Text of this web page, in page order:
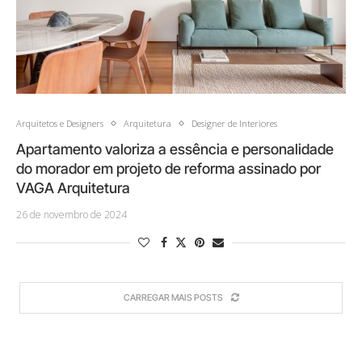
Arquitetos e Designers Arquitetura Designer de Interiores
Apartamento valoriza a essência e personalidade
do morador em projeto de reforma assinado por
VAGA Arquitetura
26 de novembro de 2024
CARREGAR MAIS POSTS